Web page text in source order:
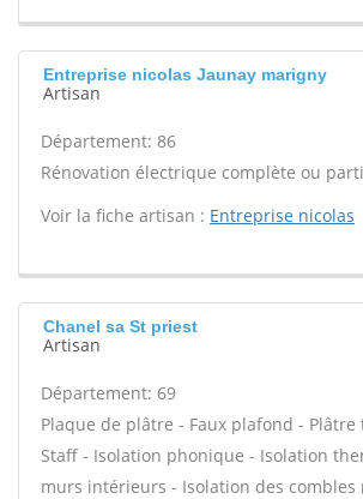
Entreprise nicolas Jaunay marigny
Artisan
Département: 86
Rénovation électrique complète ou
Voir la fiche artisan : Entreprise nicolas
Chanel sa St priest
Artisan
Département: 69
Plaque de plâtre - Faux plafond -
Staff - Isolation phonique - Isolation
murs intérieurs - Isolation des combles